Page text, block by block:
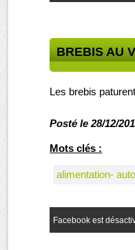
BREBIS AU
Les brebis
Posté le 28/12/
Mots clés :
alimentation-
Facebook est